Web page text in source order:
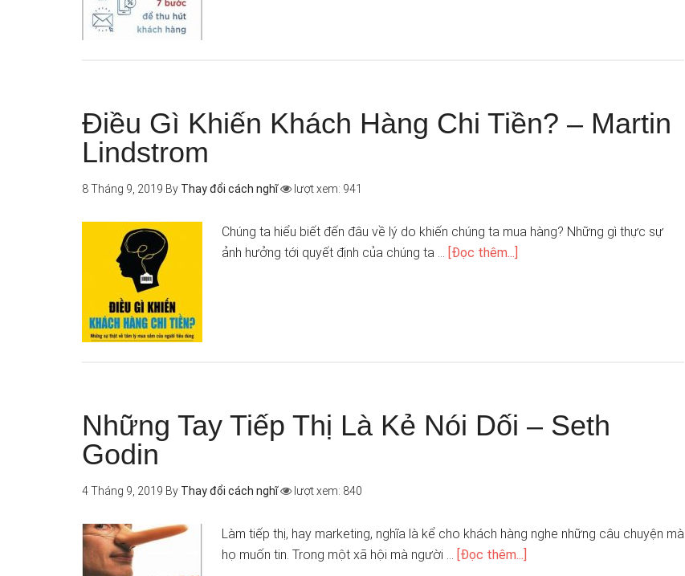
Điều Gì Khiến Khách Hàng Chi Tiền? – Martin
Lindstrom
8 Tháng 9, 2019 By Thay đổi cách nghĩ lượt xem: 941
Chúng ta hiểu biết đến đâu về lý do khiến chúng ta mua hàng? Những gì thực sự
ảnh hưởng tới quyết định của chúng ta … [Đọc thêm...]
Những Tay Tiếp Thị Là Kẻ Nói Dối – Seth
Godin
4 Tháng 9, 2019 By Thay đổi cách nghĩ lượt xem: 840
Làm tiếp thị, hay marketing, nghĩa là kể cho khách hàng nghe những câu chuyện mà
họ muốn tin. Trong một xã hội mà người … [Đọc thêm...]